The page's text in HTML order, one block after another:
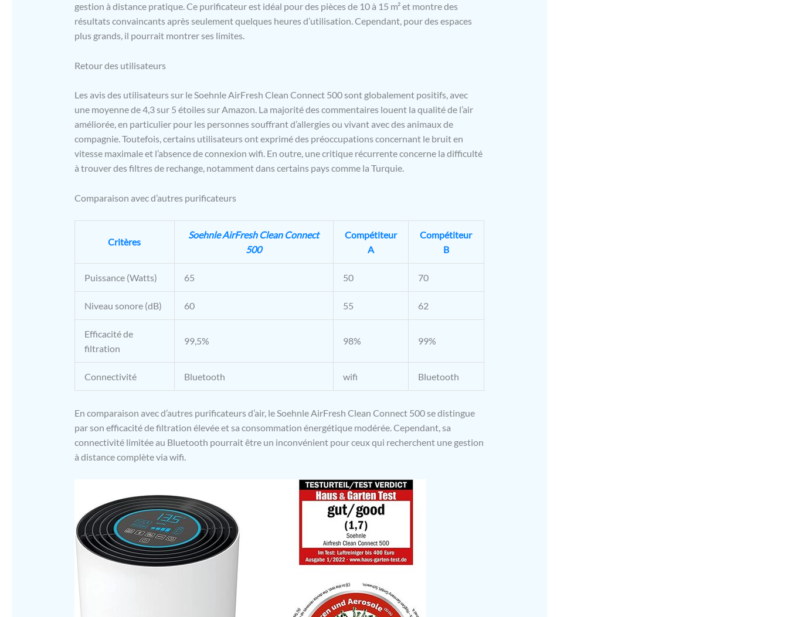
gestion à distance pratique. Ce purificateur est idéal pour des pièces de 10 à 15 m² et montre des
résultats convaincants après seulement quelques heures d’utilisation. Cependant, pour des espaces
plus grands, il pourrait montrer ses limites.
Retour des utilisateurs
Les avis des utilisateurs sur le Soehnle AirFresh Clean Connect 500 sont globalement positifs, avec
une moyenne de 4,3 sur 5 étoiles sur Amazon. La majorité des commentaires louent la qualité de l’air
améliorée, en particulier pour les personnes souffrant d’allergies ou vivant avec des animaux de
compagnie. Toutefois, certains utilisateurs ont exprimé des préoccupations concernant le bruit en
vitesse maximale et l’absence de connexion wifi. En outre, une critique récurrente concerne la difficulté
à trouver des filtres de rechange, notamment dans certains pays comme la Turquie.
Comparaison avec d’autres purificateurs
Critères
Soehnle AirFresh Clean Connect
500
Compétiteur
A
Compétiteur
B
Puissance (Watts) 65 50 70
Niveau sonore (dB) 60 55 62
Efficacité de
filtration
99,5% 98% 99%
Connectivité Bluetooth wifi Bluetooth
En comparaison avec d’autres purificateurs d’air, le Soehnle AirFresh Clean Connect 500 se distingue
par son efficacité de filtration élevée et sa consommation énergétique modérée. Cependant, sa
connectivité limitée au Bluetooth pourrait être un inconvénient pour ceux qui recherchent une gestion
à distance complète via wifi.